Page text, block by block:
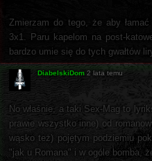
Zmierzam do tego, że aby
3x1. Paru kapelom na post-
bardzo umie się do tych gwałtów
DiabelskiDom 2 lata temu
No właśnie, a taki Sex-Mag to
prawie wszystko inne) od
wąsko też) pojętym podziemiu
"jak u Romana" i w ogóle bomba,